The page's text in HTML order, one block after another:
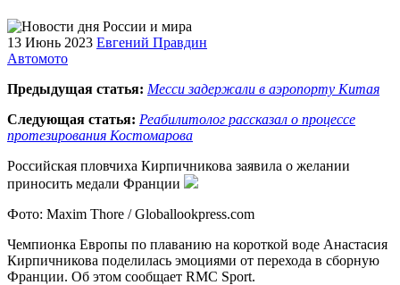
13 Июнь 2023 Евгений Правдин
Автомото
Предыдущая статья: Месси задержали в аэропорту Китая
Следующая статья: Реабилитолог рассказал о процессе
протезирования Костомарова
Российская пловчиха Кирпичникова заявила о желании
приносить медали Франции
Фото: Maxim Thore / Globallookpress.com
Чемпионка Европы по плаванию на короткой воде Анастасия
Кирпичникова поделилась эмоциями от перехода в сборную
Франции. Об этом сообщает RMC Sport.